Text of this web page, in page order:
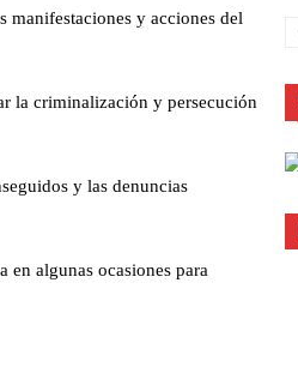
y acciones del
la criminalización y persecución
y las denuncias
algunas ocasiones para